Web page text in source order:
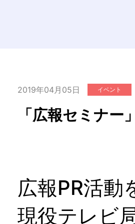
2019年04月05日 イベント
「広報セミナ
広報PR活動
現役テレビ